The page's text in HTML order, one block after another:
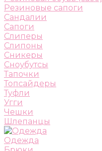
Резиновые сапоги
Сандалии
Сапоги
Слиперы
Слипоны
Сникеры
Сноубутсы
Тапочки
Топсайдеры
Туфли
Угги
Чешки
Шлепанцы
Одежда